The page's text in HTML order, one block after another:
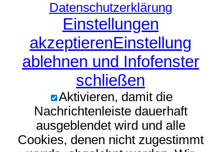
Datenschutzerklärung
Einstellungen
akzeptierenEinstellung
ablehnen und Infofenster
schließen
Aktivieren, damit die
Nachrichtenleiste dauerhaft
ausgeblendet wird und alle
Cookies, denen nicht zugestimmt